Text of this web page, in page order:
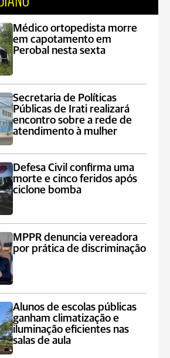
Médico ortopedista morre
em capotamento em
Perobal nesta sexta
Secretaria de Políticas
Públicas de Irati realizará
encontro sobre a rede de
atendimento à mulher
Defesa Civil confirma uma
morte e cinco feridos após
ciclone bomba
MPPR denuncia vereadora
por prática de discriminação
Alunos de escolas públicas
ganham climatização e
iluminação eficientes nas
salas de aula